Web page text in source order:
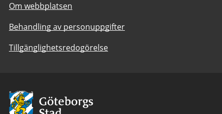
Om webbplatsen
Behandling av personuppgifter
Tillgänglighetsredogörelse
Avsändare:
Göteborgs